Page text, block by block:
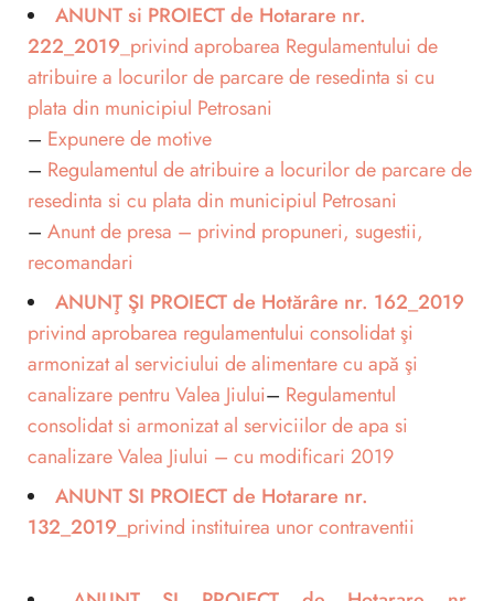
ANUNT si PROIECT de Hotarare nr.
222_2019_privind aprobarea Regulamentului de
atribuire a locurilor de parcare de resedinta si cu
plata din municipiul Petrosani
– Expunere de motive
– Regulamentul de atribuire a locurilor de parcare de
resedinta si cu plata din municipiul Petrosani
– Anunt de presa – privind propuneri, sugestii,
recomandari
ANUNŢ ŞI PROIECT de Hotărâre nr. 162_2019
privind aprobarea regulamentului consolidat şi
armonizat al serviciului de alimentare cu apă şi
canalizare pentru Valea Jiului– Regulamentul
consolidat si armonizat al serviciilor de apa si
canalizare Valea Jiului – cu modificari 2019
ANUNT SI PROIECT de Hotarare nr.
132_2019_privind instituirea unor contraventii